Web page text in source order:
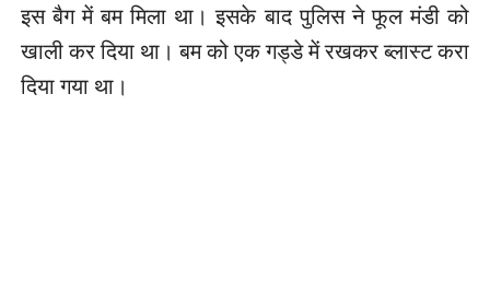
इस बैग में बम मिला था। इसके बाद पुलिस ने फूल मंडी को
खाली कर दिया था। बम को एक गड्डे में रखकर ब्लास्ट करा
दिया गया था।